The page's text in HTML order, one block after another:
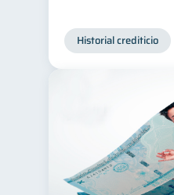
Historial crediticio